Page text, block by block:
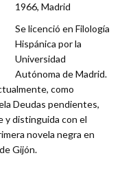
1966, Madrid
Se licenció en Filología
Hispánica por la
Universidad
Autónoma de Madrid.
como
Deudas pendientes,
y distinguida con el
novela negra en
Gijón.